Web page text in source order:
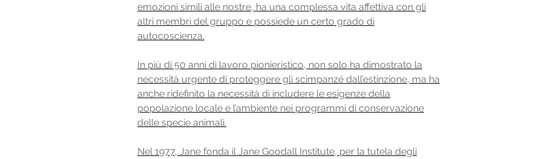
emozioni simili alle nostre, ha una complessa vita affettiva con gli
altri membri del gruppo e possiede un certo grado di
autocoscienza.
In più di 50 anni di lavoro pionieristico, non solo ha dimostrato la
necessità urgente di proteggere gli scimpanzé dall’estinzione, ma ha
anche ridefinito la necessità di includere le esigenze della
popolazione locale e l’ambiente nei programmi di conservazione
delle specie animali.
Nel 1977, Jane fonda il Jane Goodall Institute, per la tutela degli